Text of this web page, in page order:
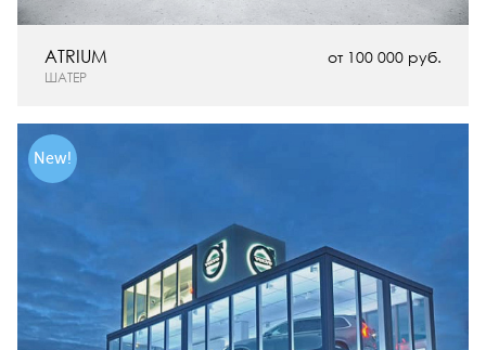
от 100 000 руб.
ШАТЕР
ATRIUM
New!